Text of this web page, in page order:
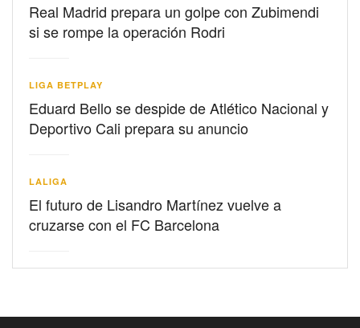
Real Madrid prepara un golpe con Zubimendi
si se rompe la operación Rodri
LIGA BETPLAY
Eduard Bello se despide de Atlético Nacional y
Deportivo Cali prepara su anuncio
LALIGA
El futuro de Lisandro Martínez vuelve a
cruzarse con el FC Barcelona